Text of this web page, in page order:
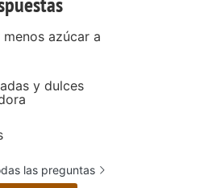
azúcar a
y dulces
las preguntas